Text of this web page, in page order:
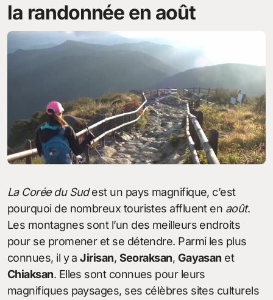
la randonnée en août
La Corée du Sudest un pays magnifique, c’est
pourquoi de nombreux touristes affluent en août.
Les montagnes sont l’un des meilleurs endroits
pour se promener et se détendre. Parmi les plus
connues, il y aJirisan, Seoraksan, Gayasan et
Chiaksan. Elles sont connues pour leurs
magnifiques paysages, ses célèbres sites culturels